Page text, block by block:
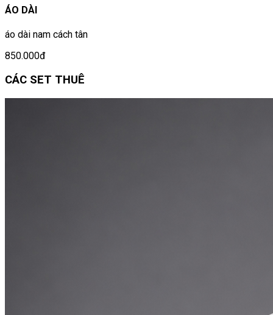
ÁO DÀI
áo dài nam cách tân
850.000đ
CÁC SET THUÊ